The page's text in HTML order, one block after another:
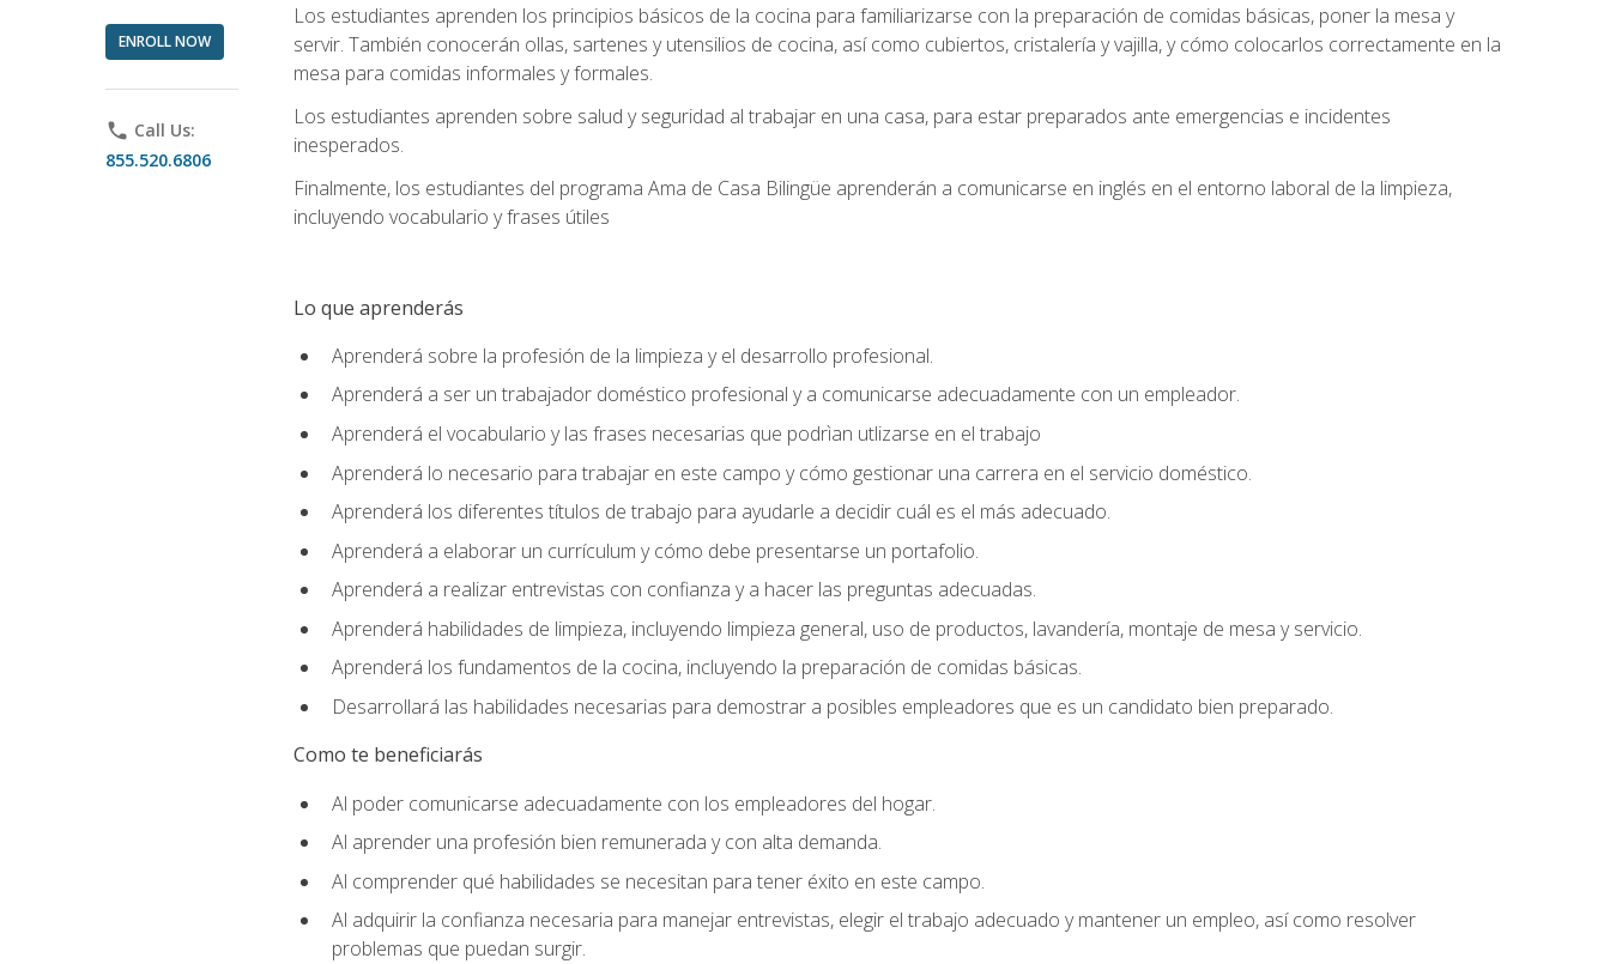
ENROLL NOW
phone Call Us:
855.520.6806
Los estudiantes aprenden los principios básicos de la cocina para familiarizarse con la preparación de comidas básicas, poner la mesa y
servir. También conocerán ollas, sartenes y utensilios de cocina, así como cubiertos, cristalería y vajilla, y cómo colocarlos correctamente en la
mesa para comidas informales y formales.
Los estudiantes aprenden sobre salud y seguridad al trabajar en una casa, para estar preparados ante emergencias e incidentes
inesperados.
Finalmente, los estudiantes del programa Ama de Casa Bilingüe aprenderán a comunicarse en inglés en el entorno laboral de la limpieza,
incluyendo vocabulario y frases útiles
Lo que aprenderás
Aprenderá sobre la profesión de la limpieza y el desarrollo profesional.
Aprenderá a ser un trabajador doméstico profesional y a comunicarse adecuadamente con un empleador.
Aprenderá el vocabulario y las frases necesarias que podrìan utlizarse en el trabajo
Aprenderá lo necesario para trabajar en este campo y cómo gestionar una carrera en el servicio doméstico.
Aprenderá los diferentes títulos de trabajo para ayudarle a decidir cuál es el más adecuado.
Aprenderá a elaborar un currículum y cómo debe presentarse un portafolio.
Aprenderá a realizar entrevistas con confianza y a hacer las preguntas adecuadas.
Aprenderá habilidades de limpieza, incluyendo limpieza general, uso de productos, lavandería, montaje de mesa y servicio.
Aprenderá los fundamentos de la cocina, incluyendo la preparación de comidas básicas.
Desarrollará las habilidades necesarias para demostrar a posibles empleadores que es un candidato bien preparado.
Como te beneficiarás
Al poder comunicarse adecuadamente con los empleadores del hogar.
Al aprender una profesión bien remunerada y con alta demanda.
Al comprender qué habilidades se necesitan para tener éxito en este campo.
Al adquirir la confianza necesaria para manejar entrevistas, elegir el trabajo adecuado y mantener un empleo, así como resolver
problemas que puedan surgir.